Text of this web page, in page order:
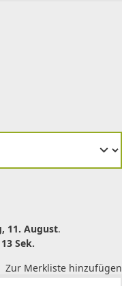
11. August.
Sek.
Zur Merkliste hinzufügen